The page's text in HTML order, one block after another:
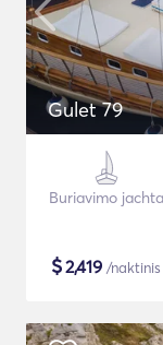
Gulet 79
Buriavimo jachta
$2,419 /naktinis